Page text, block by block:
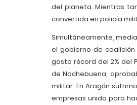
del planeta. Mientras
convertida en policía
Simultáneamente,
el gobierno de
gasto récord del 2% del
de Nochebuena,
militar. En Aragón
empresas unido para